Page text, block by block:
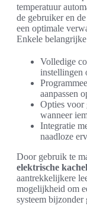
temperatuur
de gebruiker en
een optimale
Enkele
Volledige
instellingen
aanpassen
Opties voor
wanneer
Integratie
naadloze
Door gebruik te
elektrische
aantrekkelijkere
mogelijkheid om
systeem